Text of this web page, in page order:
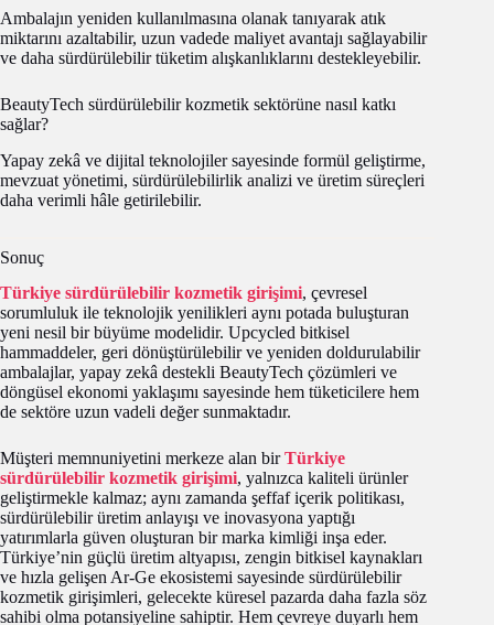
Ambalajın yeniden kullanılmasına olanak tanıyarak atık
miktarını azaltabilir, uzun vadede maliyet avantajı sağlayabilir
ve daha sürdürülebilir tüketim alışkanlıklarını destekleyebilir.
BeautyTech sürdürülebilir kozmetik sektörüne nasıl katkı
sağlar?
Yapay zekâ ve dijital teknolojiler sayesinde formül geliştirme,
mevzuat yönetimi, sürdürülebilirlik analizi ve üretim süreçleri
daha verimli hâle getirilebilir.
Sonuç
Türkiye sürdürülebilir kozmetik girişimi, çevresel
sorumluluk ile teknolojik yenilikleri aynı potada buluşturan
yeni nesil bir büyüme modelidir. Upcycled bitkisel
hammaddeler, geri dönüştürülebilir ve yeniden doldurulabilir
ambalajlar, yapay zekâ destekli BeautyTech çözümleri ve
döngüsel ekonomi yaklaşımı sayesinde hem tüketicilere hem
de sektöre uzun vadeli değer sunmaktadır.
Müşteri memnuniyetini merkeze alan birTürkiye
sürdürülebilir kozmetik girişimi, yalnızca kaliteli ürünler
geliştirmekle kalmaz; aynı zamanda şeffaf içerik politikası,
sürdürülebilir üretim anlayışı ve inovasyona yaptığı
yatırımlarla güven oluşturan bir marka kimliği inşa eder.
Türkiye’nin güçlü üretim altyapısı, zengin bitkisel kaynakları
ve hızla gelişen Ar-Ge ekosistemi sayesinde sürdürülebilir
kozmetik girişimleri, gelecekte küresel pazarda daha fazla söz
sahibi olma potansiyeline sahiptir. Hem çevreye duyarlı hem